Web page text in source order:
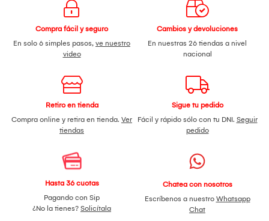
Compra fácil y seguro
En solo 6 simples pasos, ve nuestro
video
Cambios y devoluciones
En nuestras 26 tiendas a nivel
nacional
Retiro en tienda
Compra online y retira en tienda. Ver
tiendas
Sigue tu pedido
Fácil y rápido sólo con tu DNI. Seguir
pedido
Hasta 36 cuotas
Pagando con Sip
¿No la tienes? Solicítala
Chatea con nosotros
Escríbenos a nuestro Whatsapp
Chat